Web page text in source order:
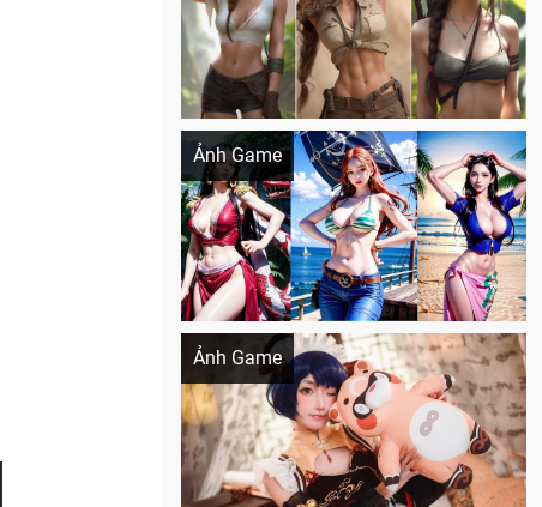
Ảnh Game
Khi AI Cosplay gái đẹp One Piece
Ảnh Game
Cosplay Xiangling siêu cute